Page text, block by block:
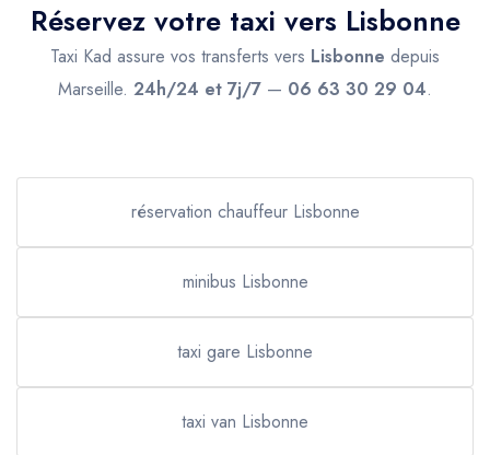
Réservez votre taxi vers Lisbonne
Taxi Kad assure vos transferts vers Lisbonne depuis
Marseille. 24h/24 et 7j/7 — 06 63 30 29 04.
réservation chauffeur Lisbonne
minibus Lisbonne
taxi gare Lisbonne
taxi van Lisbonne